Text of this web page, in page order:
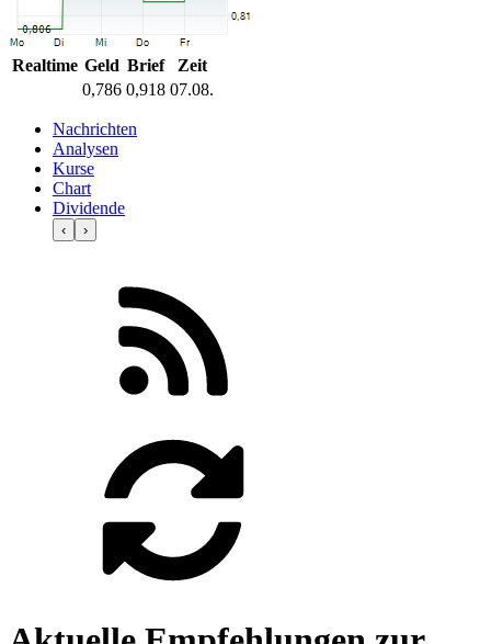
Realtime Geld Brief
Zeit
0,786 0,918 07.08.
Nachrichten
Analysen
Kurse
Chart
Dividende
‹ ›